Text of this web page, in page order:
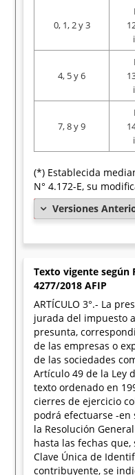
0, 1, 2 y 3
4, 5 y 6
7, 8 y 9
(*) Establecida
N° 4.172-E, su
Versiones
Texto vigente según
4277/2018 AFIP
ARTÍCULO 3°.- La
jurada del impuesto
presunta,
de las empresas o
de las sociedades
Artículo 49 de la Ley
texto ordenado en
cierres de ejercicio
podrá efectuarse -
la Resolución
hasta las fechas
Clave Única de
contribuyente, se